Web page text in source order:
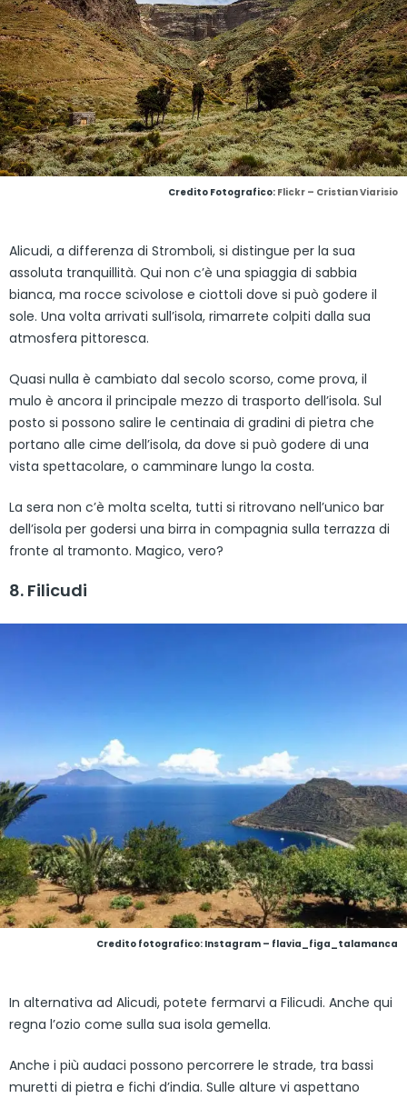
Credito Fotografico: Flickr – Cristian Viarisio
Alicudi, a differenza di Stromboli, si distingue per la sua
assoluta tranquillità. Qui non c’è una spiaggia di sabbia
bianca, ma rocce scivolose e ciottoli dove si può godere il
sole. Una volta arrivati sull’isola, rimarrete colpiti dalla sua
atmosfera pittoresca.
Quasi nulla è cambiato dal secolo scorso, come prova, il
mulo è ancora il principale mezzo di trasporto dell’isola. Sul
posto si possono salire le centinaia di gradini di pietra che
portano alle cime dell’isola, da dove si può godere di una
vista spettacolare, o camminare lungo la costa.
La sera non c’è molta scelta, tutti si ritrovano nell’unico bar
dell’isola per godersi una birra in compagnia sulla terrazza di
fronte al tramonto. Magico, vero?
8. Filicudi
Credito fotografico: Instagram – flavia_figa_talamanca
In alternativa ad Alicudi, potete fermarvi a Filicudi. Anche qui
regna l’ozio come sulla sua isola gemella.
Anche i più audaci possono percorrere le strade, tra bassi
muretti di pietra e fichi d’india. Sulle alture vi aspettano